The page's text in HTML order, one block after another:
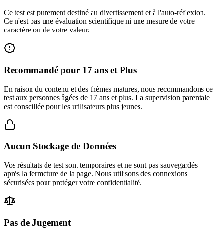
Ce test est purement destiné au divertissement et à l'auto-réflexion.
Ce n'est pas une évaluation scientifique ni une mesure de votre
caractère ou de votre valeur.
Recommandé pour 17 ans et Plus
En raison du contenu et des thèmes matures, nous recommandons ce
test aux personnes âgées de 17 ans et plus. La supervision parentale
est conseillée pour les utilisateurs plus jeunes.
Aucun Stockage de Données
Vos résultats de test sont temporaires et ne sont pas sauvegardés
après la fermeture de la page. Nous utilisons des connexions
sécurisées pour protéger votre confidentialité.
Pas de Jugement